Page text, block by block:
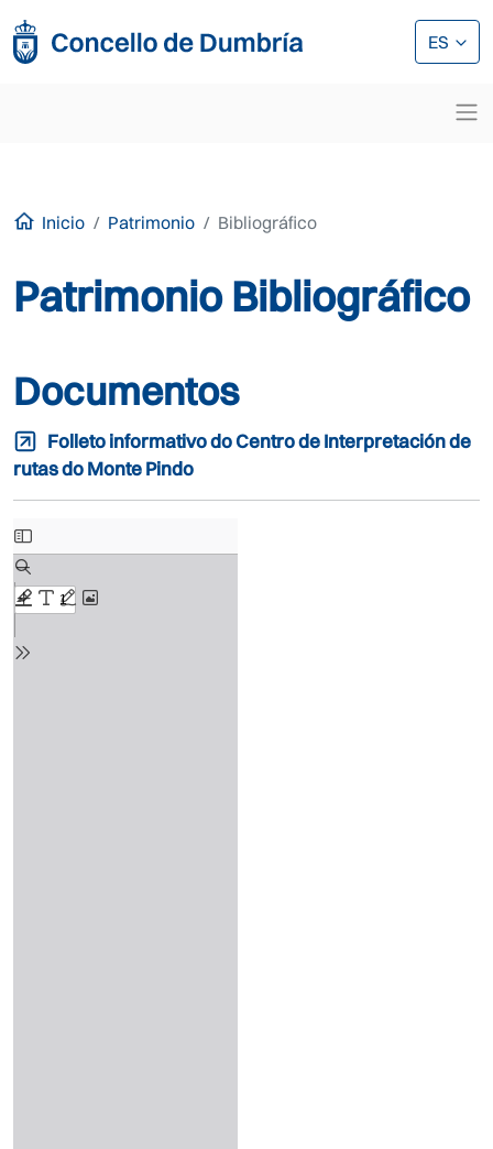
ES
Inicio Patrimonio Bibliográfico
Patrimonio Bibliográfico
Documentos
Folleto informativo do Centro de Interpretación de
rutas do Monte Pindo